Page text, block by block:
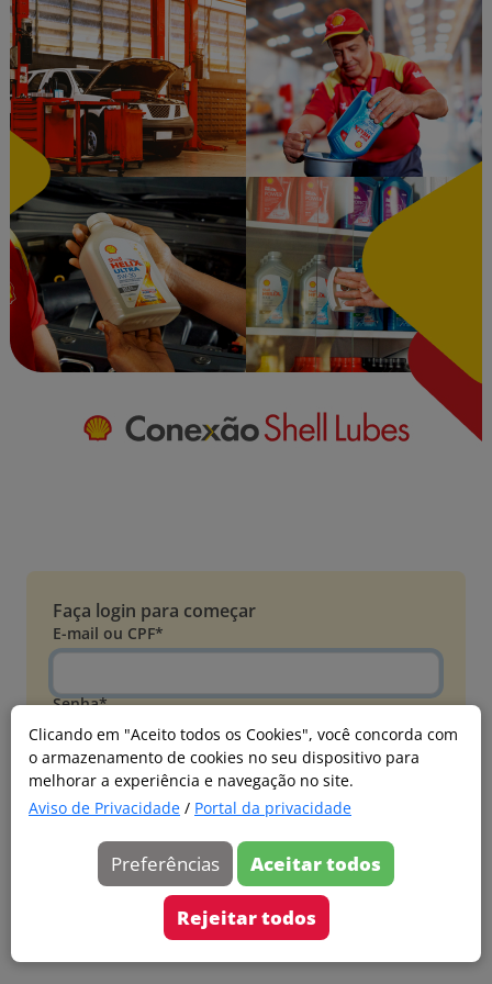
Clicando em "Aceito todos os Cookies", você concorda com
o armazenamento de cookies no seu dispositivo para
melhorar a experiência e navegação no site.
Aviso de Privacidade / Portal da privacidade
Preferências Aceitar todos
Rejeitar todos
Faça login para começar
E-mail ou CPF*
Senha*
Esqueci minha senha
Entrar
Acessar com Microsoft
Ainda não faz parte?
Cadastre-se
Versão 20260805.7